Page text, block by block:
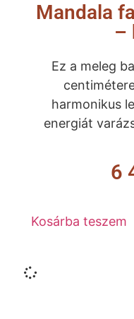
Mandala
–
Ez a meleg
harmonikus
energiát
6
Kosárba teszem